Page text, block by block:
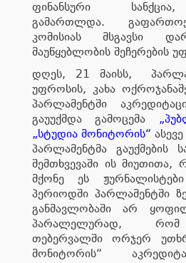
ფინანსური
გამართლდა.
კომისიას მსგავსი
მაუწყებლობის შეჩერების
დღეს, 21 მაისს,
უფროსის, კახა
პარლამენტში
გაუუქმდა გამოცემა
„სტუდია მონიტორის“
პარლამენტმა გაუქმების
შემთხვევაში ის მიუთითა,
მქონე ეს
პერიოდში პარლამენტში
განმავლობაში არ
პარალელურად, რომ
თებერვალში ორჯერ
მონიტორის“